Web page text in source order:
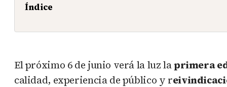
Índice
El próximo 6 de junio verá la luz laprimera
calidad, experiencia de público y r